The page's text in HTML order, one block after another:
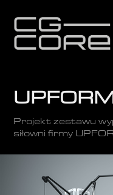
Projekt zestawu
siłowni firmy